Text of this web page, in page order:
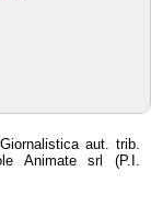
aut. trib.
Animate srl (P.I.